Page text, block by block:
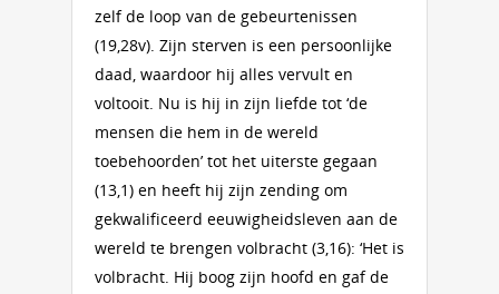
zelf de loop van de gebeurtenissen
(19,28v). Zijn sterven is een persoonlijke
daad, waardoor hij alles vervult en
voltooit. Nu is hij in zijn liefde tot ‘de
mensen die hem in de wereld
toebehoorden’ tot het uiterste gegaan
(13,1) en heeft hij zijn zending om
gekwalificeerd eeuwigheidsleven aan de
wereld te brengen volbracht (3,16): ‘Het is
volbracht. Hij boog zijn hoofd en gaf de